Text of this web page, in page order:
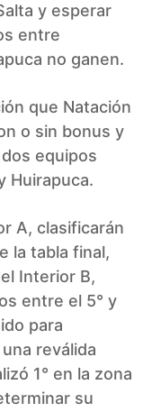
y esperar
entre
no ganen.
que Natación
o sin bonus y
equipos
Huirapuca.
A, clasificarán
la tabla final,
Interior B,
entre el 5° y
para
reválida
1° en la zona
su